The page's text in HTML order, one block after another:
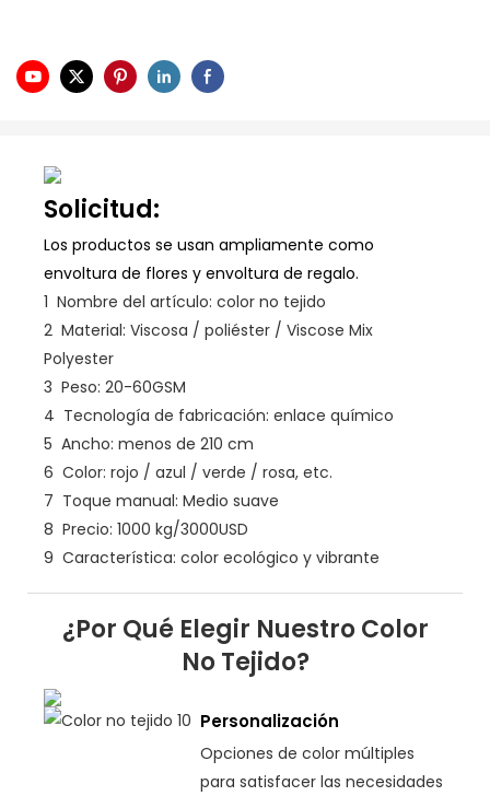
Solicitud:
Los productos se usan ampliamente como
envoltura de flores y envoltura de regalo.
1 Nombre del artículo: color no tejido
2 Material: Viscosa / poliéster / Viscose Mix
Polyester
3 Peso: 20-60GSM
4 Tecnología de fabricación: enlace químico
5 Ancho: menos de 210 cm
6 Color: rojo / azul / verde / rosa, etc.
7 Toque manual: Medio suave
8 Precio: 1000 kg/3000USD
9 Característica: color ecológico y vibrante
¿Por Qué Elegir Nuestro Color
No Tejido?
Personalización
Opciones de color múltiples
para satisfacer las necesidades